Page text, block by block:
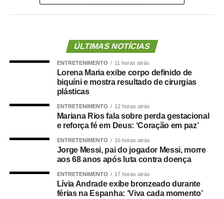
Cuiabá, que é de todos nós mato-grossenses, o
parlamento mais antigo do Centro-Oeste brasileiro”,
O concurso público foi realizado para provimento de
níveis médio e superior, contemplando funções como
técnico legislativo, analista legislativo, controlador interno
e contador.
Durante a visita, Rogério Vianna Rangel agradeceu a
confiança depositada no Instituto Selecon e destacou a
forma como o processo foi conduzido.
ÚLTIMAS NOTÍCIAS
ENTRETENIMENTO 11 horas atrás
Lorena Maria exibe corpo definido de
biquíni e mostra resultado de cirurgias
plásticas
ENTRETENIMENTO 12 horas atrás
Mariana Rios fala sobre perda gestacional
e reforça fé em Deus: ‘Coração em paz’
ENTRETENIMENTO 16 horas atrás
Jorge Messi, pai do jogador Messi, morre
aos 68 anos após luta contra doença
ENTRETENIMENTO 17 horas atrás
Lívia Andrade exibe bronzeado durante
férias na Espanha: ‘Viva cada momento’